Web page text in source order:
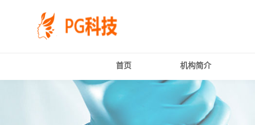
司-
首页 机构简介